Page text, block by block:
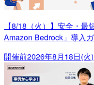
【8/18（火）】安全・
Amazon Bedrock」導入
開催前2026年8月18日(火